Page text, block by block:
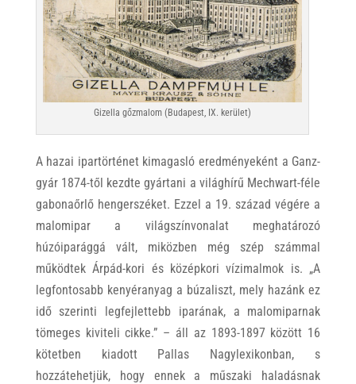
Gizella gőzmalom (Budapest, IX. kerület)
A hazai ipartörténet kimagasló eredményeként a Ganz-
gyár 1874-től kezdte gyártani a világhírű Mechwart-féle
gabonaőrlő hengerszéket. Ezzel a 19. század végére a
malomipar a világszínvonalat meghatározó
húzóiparággá vált, miközben még szép számmal
működtek Árpád-kori és középkori vízimalmok is. „A
legfontosabb kenyéranyag a búzaliszt, mely hazánk ez
idő szerinti legfejlettebb iparának, a malomiparnak
tömeges kiviteli cikke.” – áll az 1893-1897 között 16
kötetben kiadott Pallas Nagylexikonban, s
hozzátehetjük, hogy ennek a műszaki haladásnak